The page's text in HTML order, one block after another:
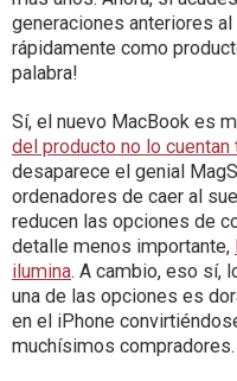
generaciones anteriores
rápidamente como
palabra!
Sí, el nuevo MacBook es
del producto no lo cuentan
desaparece el genial
ordenadores de caer al
reducen las opciones de
detalle menos importante,
ilumina. A cambio, eso sí,
una de las opciones es
en el iPhone
muchísimos compradores.